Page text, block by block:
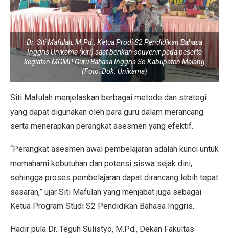
Dr. Siti Mafulah, M.Pd., Ketua Prodi S2 Pendidikan Bahasa
Inggris Unikama (kiri) saat berikan souvenir pada peserta
kegiatan MGMP Guru Bahasa Inggris Se-Kabupaten Malang
(Foto: Dok. Unikama)
Siti Mafulah menjelaskan berbagai metode dan strategi
yang dapat digunakan oleh para guru dalam merancang
serta menerapkan perangkat asesmen yang efektif.
“Perangkat asesmen awal pembelajaran adalah kunci untuk
memahami kebutuhan dan potensi siswa sejak dini,
sehingga proses pembelajaran dapat dirancang lebih tepat
sasaran,” ujar Siti Mafulah yang menjabat juga sebagai
Ketua Program Studi S2 Pendidikan Bahasa Inggris.
Hadir pula Dr. Teguh Sulistyo, M.Pd., Dekan Fakultas